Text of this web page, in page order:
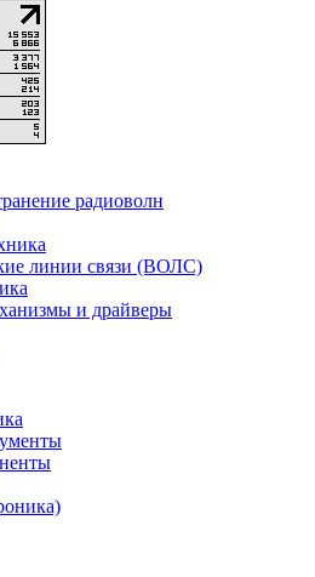
радиоволн
линии связи (ВОЛС)
и драйверы